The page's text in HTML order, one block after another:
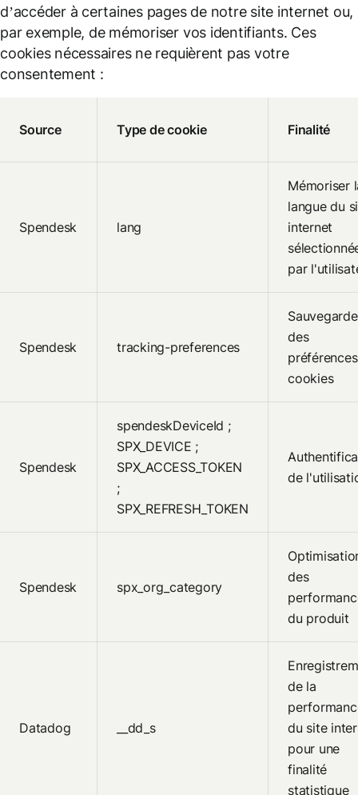
d’accéder à certaines pages de notre site internet ou,
par exemple, de mémoriser vos identifiants. Ces
cookies nécessaires ne requièrent pas votre
consentement :
Source Type de cookie Finalité
Spendesk lang
Mémoriser
langue du
internet
par
Spendesk tracking-preferences
Sauvegarde
des
préférences
cookies
Spendesk
spendeskDeviceId ;
SPX_DEVICE ;
SPX_ACCESS_TOKEN
;
SPX_REFRESH_TOKEN
de
Spendesk spx_org_category
des
du produit
Datadog __dd_s
de la
du site
pour une
finalité
statistique